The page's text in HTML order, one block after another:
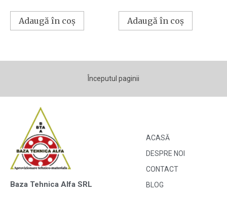
Adaugă în coș Adaugă în coș
Începutul paginii
Baza Tehnica Alfa SRL
ACASĂ
DESPRE NOI
CONTACT
BLOG